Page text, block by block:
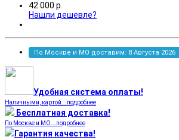
42 000 р.
Нашли дешевле?
По Москве и МО доставим: 8 Августа 2026
Удобная система оплаты!
Наличными, картой...подробнее
Бесплатная доставка!
По Москве и МО...подробнее
Гарантия качества!